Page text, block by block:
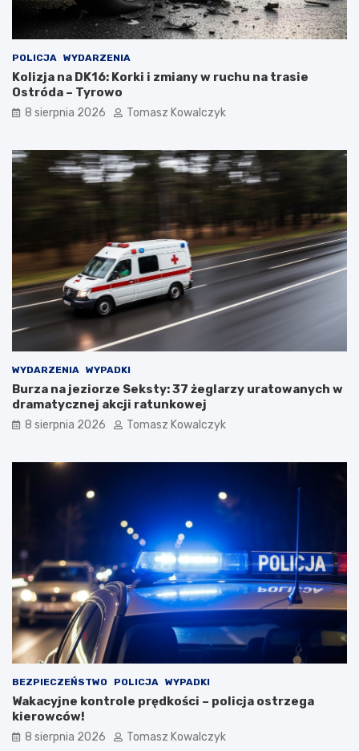
POLICJA WYDARZENIA
Kolizja na DK16: Korki i zmiany w ruchu na trasie
Ostróda – Tyrowo
8 sierpnia 2026 Tomasz Kowalczyk
WYDARZENIA WYPADKI
Burza na jeziorze Seksty: 37 żeglarzy uratowanych w
dramatycznej akcji ratunkowej
8 sierpnia 2026 Tomasz Kowalczyk
BEZPIECZEŃSTWO POLICJA WYPADKI
Wakacyjne kontrole prędkości – policja ostrzega
kierowców!
8 sierpnia 2026 Tomasz Kowalczyk